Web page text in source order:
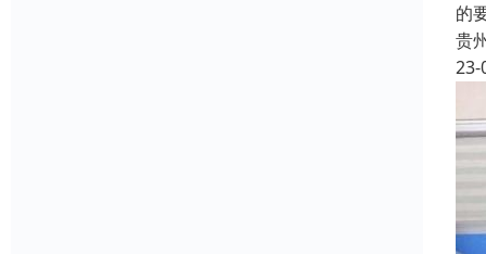
的
贵
23-